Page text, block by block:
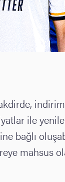
ile
bağlı
mahsus